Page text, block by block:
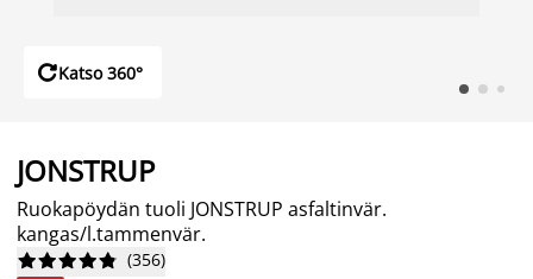
Katso 360°
JONSTRUP
Ruokapöydän tuoli JONSTRUP asfaltinvär.
kangas/l.tammenvär.





 (356)